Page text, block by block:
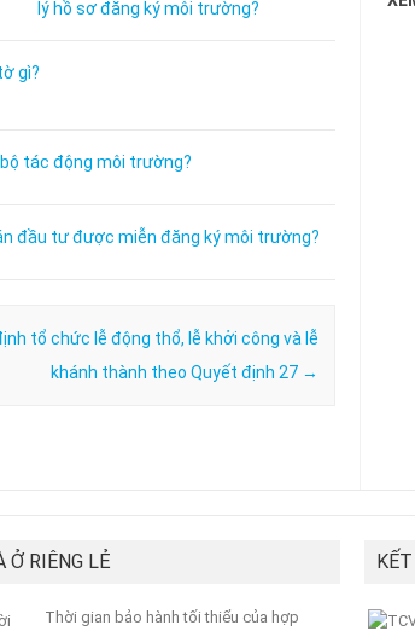
lý hồ sơ đăng ký môi trường?
gì?
tác động môi trường?
đầu tư được miễn đăng ký môi trường?
tổ chức lễ động thổ, lễ khởi công và lễ
khánh thành theo Quyết định 27 →
Ở RIÊNG LẺ
Thời gian bảo hành tối thiểu của hợp